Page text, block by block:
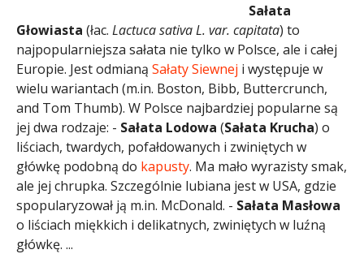
Sałata
Głowiasta (łac. Lactuca sativa L. var. capitata) to
najpopularniejsza sałata nie tylko w Polsce, ale i całej
Europie. Jest odmianą Sałaty Siewnej i występuje w
wielu wariantach (m.in. Boston, Bibb, Buttercrunch,
and Tom Thumb). W Polsce najbardziej popularne są
jej dwa rodzaje: - Sałata Lodowa (Sałata Krucha) o
liściach, twardych, pofałdowanych i zwiniętych w
główkę podobną do kapusty. Ma mało wyrazisty smak,
ale jej chrupka. Szczególnie lubiana jest w USA, gdzie
spopularyzował ją m.in. McDonald. - Sałata Masłowa
o liściach miękkich i delikatnych, zwiniętych w luźną
główkę. ...